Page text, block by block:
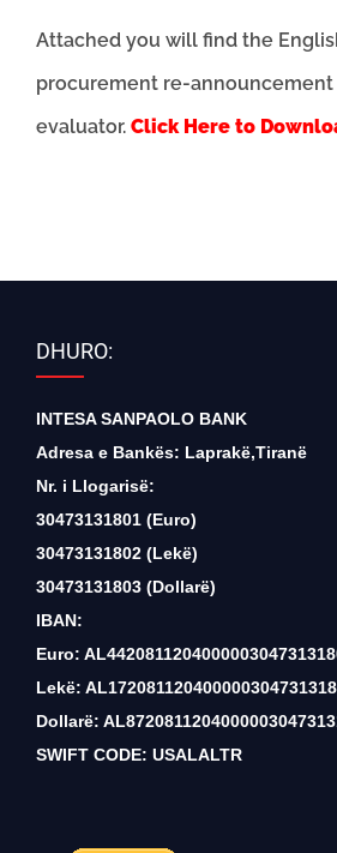
Attached you will find the
procurement re-
evaluator. Click Here to
DHURO:
INTESA SANPAOLO BANK
Adresa e Bankës: Laprakë,Tiranë
Nr. i Llogarisë:
30473131801 (Euro)
30473131802 (Lekë)
30473131803 (Dollarë)
IBAN:
Euro:
Lekë:
Dollarë:
SWIFT CODE: USALALTR